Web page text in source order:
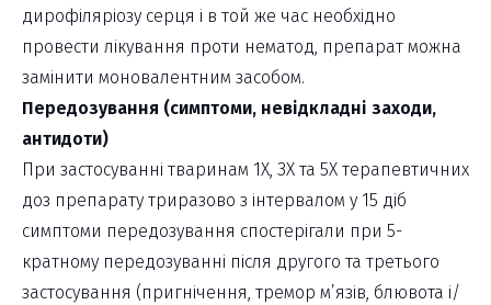
дирофіляріозу серця і в той же час необхідно
провести лікування проти нематод, препарат можна
замінити моновалентним засобом.
Передозування (симптоми, невідкладні заходи,
антидоти)
При застосуванні тваринам 1Х, ЗХ та 5Х терапевтичних
доз препарату триразово з інтервалом у 15 діб
симптоми передозування спостерігали при 5-
кратному передозуванні після другого та третього
застосування (пригнічення, тремор м’язів, блювота і/